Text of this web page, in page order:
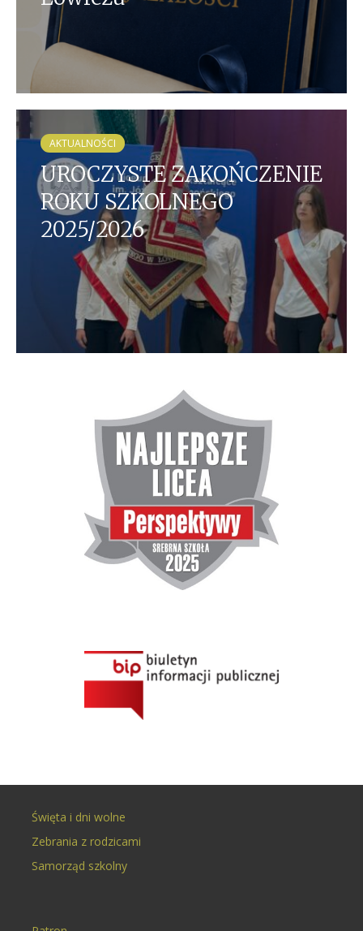
AKTUALNOŚCI
UROCZYSTE ZAKOŃCZENIE
ROKU SZKOLNEGO
2025/2026
Święta i dni wolne
Zebrania z rodzicami
Samorząd szkolny